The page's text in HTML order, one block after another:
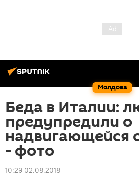
Молдова
Беда в Италии:
предупредили о
надвигающейся
- фото
10:29 02.08.2018